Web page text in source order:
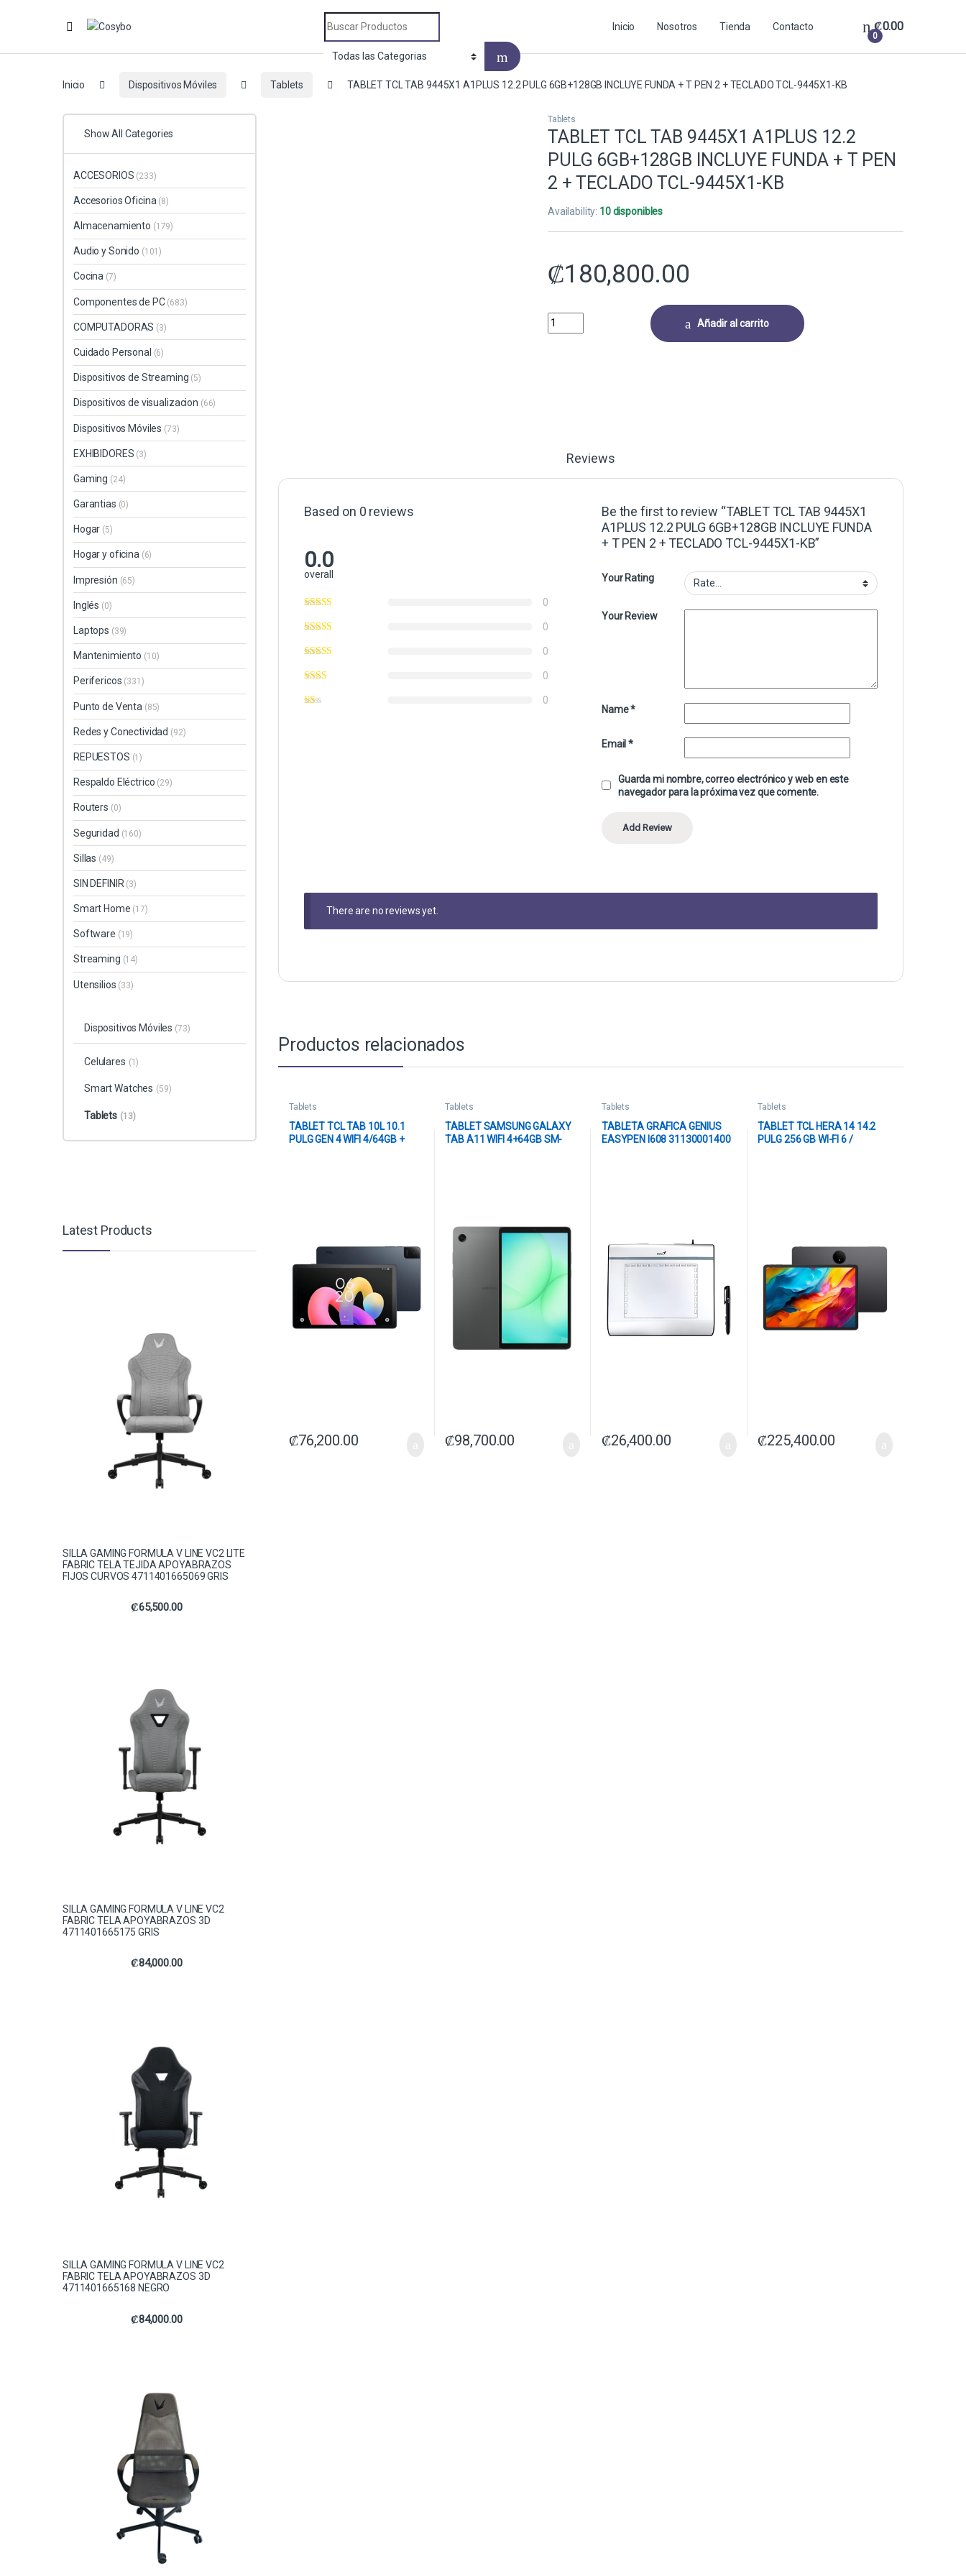
Search for:
Inicio Nosotros Tienda Contacto
0
₡0.00
Inicio Dispositivos Móviles Tablets TABLET TCL TAB 9445X1 A1PLUS 12.2 PULG 6GB+128GB INCLUYE FUNDA + T PEN 2 + TECLADO TCL-9445X1-KB
Tablets
TABLET TCL TAB 9445X1 A1PLUS 12.2
PULG 6GB+128GB INCLUYE FUNDA + T PEN
2 + TECLADO TCL-9445X1-KB
Availability: 10 disponibles
₡180,800.00
TABLET TCL TAB 9445X1 A1PLUS 12.2 PULG 6GB+128GB INCLUYE FUNDA + T PEN 2 +
Añadir al carrito
Reviews
Based on 0 reviews
0.0
overall
0
0
0
0
0
Be the first to review “TABLET TCL TAB 9445X1
A1PLUS 12.2 PULG 6GB+128GB INCLUYE FUNDA
+ T PEN 2 + TECLADO TCL-9445X1-KB”
Your Rating
Your Review
Name*
Email*
Guarda mi nombre, correo electrónico y web en este
navegador para la próxima vez que comente.
There are no reviews yet.
Productos relacionados
Tablets
TABLET TCL TAB 10L 10.1
PULG GEN 4 WIFI 4/64GB +
₡76,200.00
Tablets
TABLET SAMSUNG GALAXY
TAB A11 WIFI 4+64GB SM-
₡98,700.00
Tablets
TABLETA GRAFICA GENIUS
EASYPEN I608 31130001400
₡26,400.00
Tablets
TABLET TCL HERA 14 14.2
PULG 256 GB WI-FI 6 /
₡225,400.00
Show All Categories
ACCESORIOS (233)
Accesorios Oficina (8)
Almacenamiento (179)
Audio y Sonido (101)
Cocina (7)
Componentes de PC (683)
COMPUTADORAS (3)
Cuidado Personal (6)
Dispositivos de Streaming (5)
Dispositivos de visualizacion (66)
Dispositivos Móviles (73)
EXHIBIDORES (3)
Gaming (24)
Garantias (0)
Hogar (5)
Hogar y oficina (6)
Impresión (65)
Inglés (0)
Laptops (39)
Mantenimiento (10)
Perifericos (331)
Punto de Venta (85)
Redes y Conectividad (92)
REPUESTOS (1)
Respaldo Eléctrico (29)
Routers (0)
Seguridad (160)
Sillas (49)
SIN DEFINIR (3)
Smart Home (17)
Software (19)
Streaming (14)
Utensilios (33)
Dispositivos Móviles (73)
Celulares (1)
Smart Watches (59)
Tablets (13)
Latest Products
SILLA GAMING FORMULA V LINE VC2 LITE
FABRIC TELA TEJIDA APOYABRAZOS
FIJOS CURVOS 4711401665069 GRIS
₡65,500.00
SILLA GAMING FORMULA V LINE VC2
FABRIC TELA APOYABRAZOS 3D
4711401665175 GRIS
₡84,000.00
SILLA GAMING FORMULA V LINE VC2
FABRIC TELA APOYABRAZOS 3D
4711401665168 NEGRO
₡84,000.00